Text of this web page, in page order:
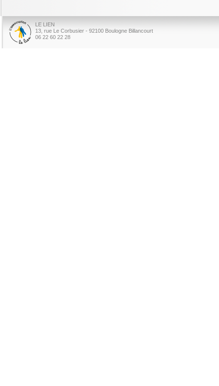
LE LIEN
13, rue Le Corbusier - 92100 Boulogne Billancourt
06 22 60 22 28